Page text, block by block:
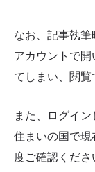
なお、記事執筆
アカウントで
てしまい、閲覧
また、ログイ
住まいの国で現
度ご確認くださ